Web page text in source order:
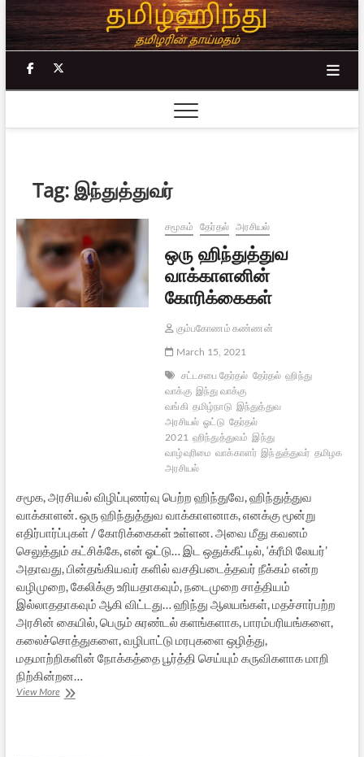
Skip
to
content
facebook
Tag:இந்துத்துவர்
சமூகம் தேர்தல் அரசியல்
ஒரு ஹிந்துத்துவ
வாக்காளனின்
கோரிக்கைகள்
கும்பகோணம் கண்ணன்
March 15, 2021
சட்டசபை தேர்தல் தேர்தல் ஹிந்து
வாக்கு இந்து வாக்கு
வங்கி தமிழ்நாடு இந்துத்துவ
அரசியல் ஓட்டு தேர்தல்
2021 ஹிந்துத்துவம் இந்து
வாழ்வுரிமை வாக்காளர் இந்துத்துவர் தமிழக
அரசியல்
சமூக, அரசியல் விழிப்புணர்வு பெற்ற ஹிந்துவே, ஹிந்துத்துவ
வாக்காளன். ஒரு ஹிந்துத்துவ வாக்காளனாக, எனக்கு மூன்று
எதிர்பார்ப்புகள் / கோரிக்கைகள் உள்ளன. அவை மீது கவனம்
செலுத்தும் கட்சிக்கே, என் ஓட்டு… இட ஒதுக்கீட்டில், ‘க்ரீமி லேயர்’
அதாவது, பின்தங்கியவர் களில் வசதிபடைத்தவர் நீக்கம் என்ற
வழிமுறை, கேலிக்கு உரியதாகவும், நடைமுறை சாத்தியம்
இல்லாததாகவும் ஆகி விட்டது… ஹிந்து ஆலயங்கள், மதச்சார்பற்ற
அரசின் கையில், பெரும் சுரண்டல் களங்களாக, பாரம்பரியங்களை,
கலைச்சொத்துகளை, வழிபாட்டு மரபுகளை ஒழித்து,
மதமாற்றிகளின் நோக்கத்தை பூர்த்தி செய்யும் கருவிகளாக மாறி
நிற்கின்றன…
View Moreஒரு